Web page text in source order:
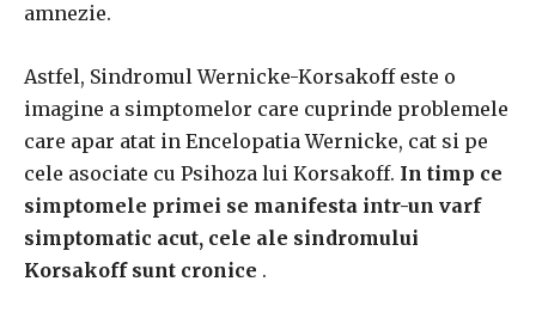
amnezie.
Astfel, Sindromul Wernicke-Korsakoff este o
imagine a simptomelor care cuprinde problemele
care apar atat in ​​Encelopatia Wernicke, cat si pe
cele asociate cu Psihoza lui Korsakoff. In timp ce
simptomele primei se manifesta intr-un varf
simptomatic acut, cele ale sindromului
Korsakoff sunt cronice .